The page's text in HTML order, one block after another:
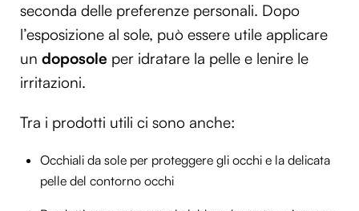
seconda delle preferenze personali. Dopo
l’esposizione al sole, può essere utile applicare
un doposole per idratare la pelle e lenire le
irritazioni.
Tra i prodotti utili ci sono anche:
Occhiali da sole per proteggere gli occhi e la delicata
pelle del contorno occhi